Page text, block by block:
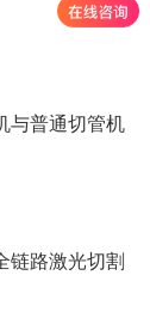
与普通切管机
链路激光切割